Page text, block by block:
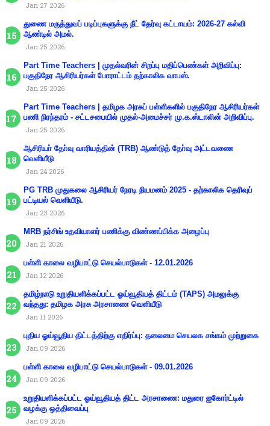
Jan 27 2026
துணை மருத்துவப் படிப்புகளுக்கு நீட் தேர்வு கட்டாயம்: 2026-27 கல்வி
ஆண்டில் அமல்.
Jan 25 2026
Part Time Teachers | முதல்வரின் சிறப்பு மதிப்பெண்கள் அறிவிப்பு:
பகுதிநேர ஆசிரியர்கள் போராட்டம் தற்காலிக வாபஸ்.
Jan 25 2026
Part Time Teachers | தமிழக அரசுப் பள்ளிகளில் பகுதிநேர ஆசிரியர்கள்
பணி நிரந்தரம் - சட்டசபையில் முதல்-அமைச்சர் மு.க.ஸ்டாலின் அறிவிப்பு.
Jan 25 2026
ஆசிரியா் தோ்வு வாரியத்தின் (TRB) ஆண்டுத் தோ்வு அட்டவணை
வெளியீடு
Jan 24 2026
PG TRB முதுகலை ஆசிரியர் நேரடி நியமனம் 2025 - தற்காலிக தெரிவுப்
பட்டியல் வெளியீடு.
Jan 23 2026
MRB நர்சிங் உதவியாளர் பணிக்கு விண்ணப்பிக்க அழைப்பு
Jan 21 2026
பள்ளி காலை வழிபாட்டு செயல்பாடுகள் - 12.01.2026
Jan 12 2026
தமிழ்நாடு உறுதியளிக்கப்பட்ட ஓய்வூதியத் திட்டம் (TAPS) அமலுக்கு
வந்தது: தமிழக அரசு அரசாணை வெளியீடு
Jan 11 2026
புதிய ஓய்வூதிய திட்டத்திற்கு எதிர்ப்பு: தலைமை செயலக சங்கம் முற்றுகை
Jan 09 2026
பள்ளி காலை வழிபாட்டு செயல்பாடுகள் - 09.01.2026
Jan 09 2026
உறுதியளிக்கப்பட்ட ஓய்வூதியத் திட்ட அரசாணை: மதுரை ஐகோர்ட்டில்
வழக்கு ஒத்திவைப்பு
Jan 09 2026